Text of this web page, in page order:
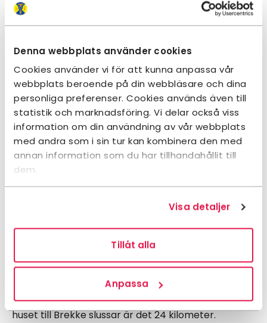
Denna webbplats använder cookies
Cookies använder vi för att kunna anpassa vår
webbplats beroende på din webbläsare och dina
personliga preferenser. Cookies används även till
statistik och marknadsföring. Vi delar också viss
information om din användning av vår webbplats
med andra som i sin tur kan kombinera den med
annan information som du har tillhandahållit till
dem.
Visa detaljer
Tillåt alla
Anpassa
Cykelleder
Den totalt 360 kilometer långa Dalslands-leden
passerar Vita huset vid Stora Le. Gör ett stopp för
övernattning, ät en härlig frukost och förboka ett
lunchpaket så du har energi att fortsätta nästa
dag. Här finns inomhusförvaring för din cykel,
reparations-kit, cykelpump och möjlighet att
tvätta av din cykel. Dalslands-leden startar och
slutar i Vänersborg och passerar Tresticklans
nationalpark med sina sprickdalar och långsmala
sjöar, Kroppefjälls fjällnatur med sina myrmarker
och barrskogar och genom Dalboslättens
slättlandskap som går ner mot ett av Vänerns
finaste skärgårdsområden – Yttre Bodane.
På norska sidan finns leden Femsjøen runt, en
cykelvänlig led via Brekke slussar, Europas högsta
slussanläggning och vidare till Halden. Leden är 35
kilometer lång och tar cirka 3,5 timmar. Från Vita
huset till Brekke slussar är det 24 kilometer.